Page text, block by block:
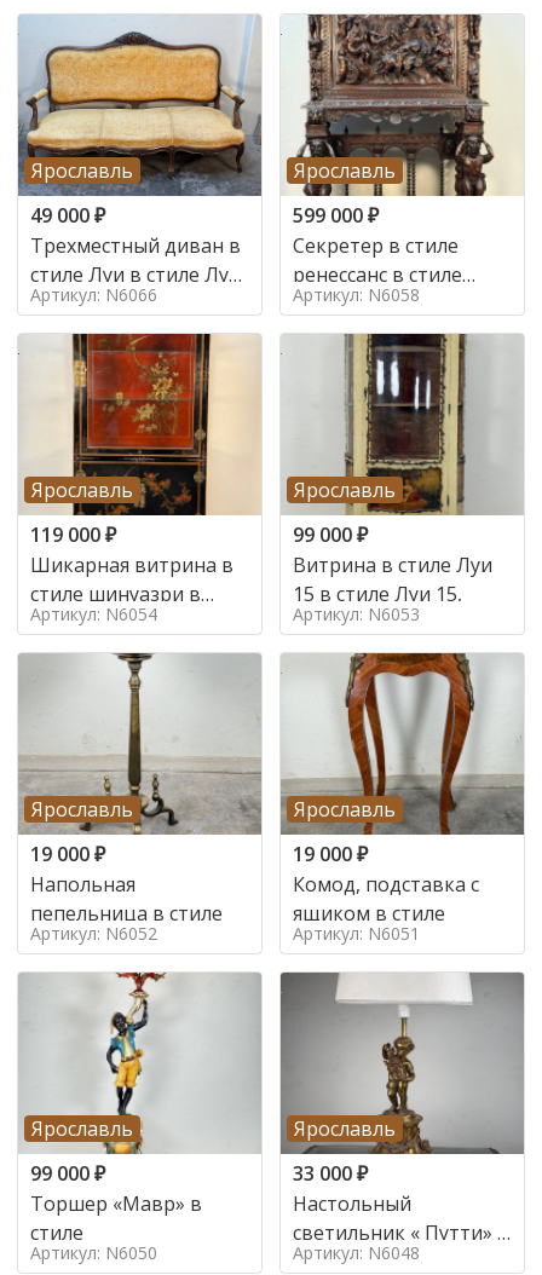
Ярославль
49 000₽
Трехместный диван в
стиле Луи в стиле Луи
16,
Артикул: N6066
Ярославль
599 000₽
Секретер в стиле
ренессанс в стиле
ренессанс, 19 век
Артикул: N6058
Ярославль
119 000₽
Шикарная витрина в
стиле шинуазри в
стиле шинуазри,
Артикул: N6054
Ярославль
99 000₽
Витрина в стиле Луи
15 в стиле Луи 15,
Артикул: N6053
Ярославль
19 000₽
Напольная
пепельница в стиле
Артикул: N6052
Ярославль
19 000₽
Комод, подставка с
ящиком в стиле
Артикул: N6051
Ярославль
99 000₽
Торшер «Мавр» в
стиле
Артикул: N6050
Ярославль
33 000₽
Настольный
светильник « Путти» в
стиле
Артикул: N6048